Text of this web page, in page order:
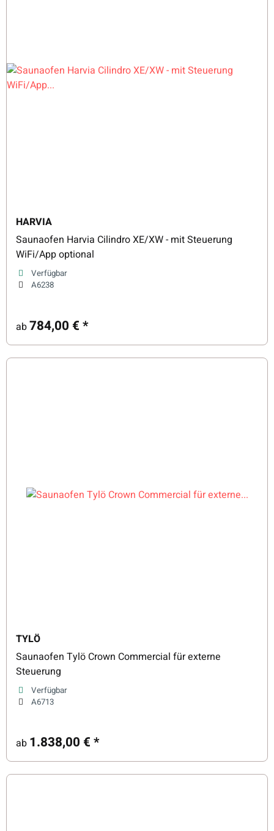
HARVIA
Saunaofen Harvia Cilindro XE/XW - mit Steuerung
WiFi/App optional
Verfügbar
A6238
ab784,00 €*
TYLÖ
Saunaofen Tylö Crown Commercial für externe
Steuerung
Verfügbar
A6713
ab 1.838,00 €*